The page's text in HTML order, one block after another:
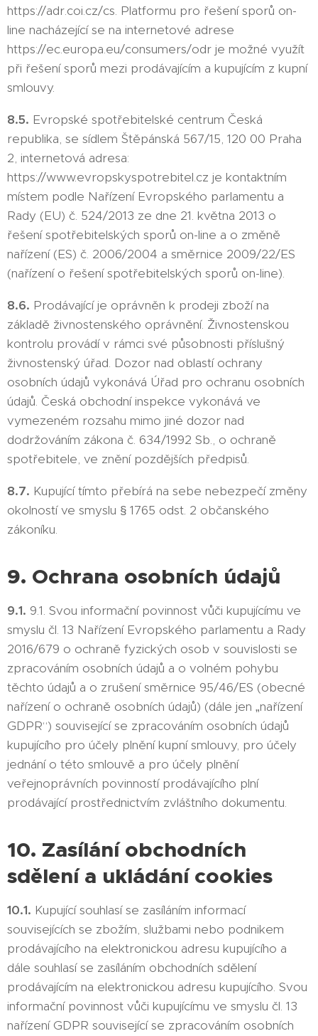
https://adr.coi.cz/cs. Platformu pro řešení sporů on-
line nacházející se na internetové adrese
https://ec.europa.eu/consumers/odr je možné využít
při řešení sporů mezi prodávajícím a kupujícím z kupní
smlouvy.
8.5. Evropské spotřebitelské centrum Česká
republika, se sídlem Štěpánská 567/15, 120 00 Praha
2, internetová adresa:
https://www.evropskyspotrebitel.cz je kontaktním
místem podle Nařízení Evropského parlamentu a
Rady (EU) č. 524/2013 ze dne 21. května 2013 o
řešení spotřebitelských sporů on-line a o změně
nařízení (ES) č. 2006/2004 a směrnice 2009/22/ES
(nařízení o řešení spotřebitelských sporů on-line).
8.6. Prodávající je oprávněn k prodeji zboží na
základě živnostenského oprávnění. Živnostenskou
kontrolu provádí v rámci své působnosti příslušný
živnostenský úřad. Dozor nad oblastí ochrany
osobních údajů vykonává Úřad pro ochranu osobních
údajů. Česká obchodní inspekce vykonává ve
vymezeném rozsahu mimo jiné dozor nad
dodržováním zákona č. 634/1992 Sb., o ochraně
spotřebitele, ve znění pozdějších předpisů.
8.7. Kupující tímto přebírá na sebe nebezpečí změny
okolností ve smyslu § 1765 odst. 2 občanského
zákoníku.
9. Ochrana osobních údajů
9.1. 9.1. Svou informační povinnost vůči kupujícímu ve
smyslu čl. 13 Nařízení Evropského parlamentu a Rady
2016/679 o ochraně fyzických osob v souvislosti se
zpracováním osobních údajů a o volném pohybu
těchto údajů a o zrušení směrnice 95/46/ES (obecné
nařízení o ochraně osobních údajů) (dále jen „nařízení
GDPR“) související se zpracováním osobních údajů
kupujícího pro účely plnění kupní smlouvy, pro účely
jednání o této smlouvě a pro účely plnění
veřejnoprávních povinností prodávajícího plní
prodávající prostřednictvím zvláštního dokumentu.
10. Zasílání obchodních
sdělení a ukládání cookies
10.1. Kupující souhlasí se zasíláním informací
souvisejících se zbožím, službami nebo podnikem
prodávajícího na elektronickou adresu kupujícího a
dále souhlasí se zasíláním obchodních sdělení
prodávajícím na elektronickou adresu kupujícího. Svou
informační povinnost vůči kupujícímu ve smyslu čl. 13
nařízení GDPR související se zpracováním osobních